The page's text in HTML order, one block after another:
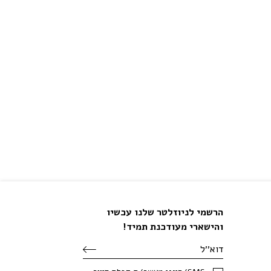
הרשמי לניוזלטר שלנו עכשיו
והישארי מעודכנת תמיד!